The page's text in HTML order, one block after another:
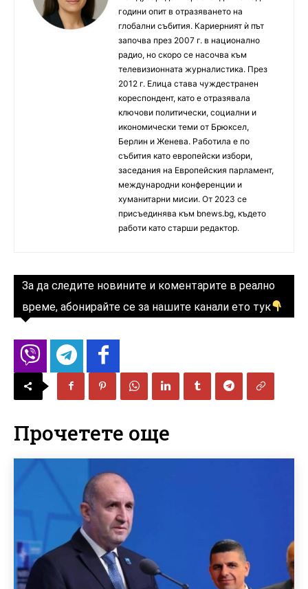
години опит в отразяването на
глобални събития. Кариерният ѝ път
започва през 2007 г. в национално
радио, но скоро се насочва към
телевизионната журналистика. През
2012 г. Елица става чуждестранен
кореспондент, като е отразявала
ключови политически, социални и
икономически теми от Брюксел,
Берлин и Женева. Работила е по
събития като европейски избори,
заседания на Европейския парламент,
международни конференции и
хуманитарни мисии. От 2023 се
присъединява към bnews.bg, където
работи като старши редактор.
За да следите новините и коментарите в реално
време, абонирайте се за нашите канали ето тук
Прочетете още